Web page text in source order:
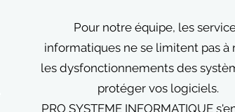
Pour notre équipe, les
informatiques ne se limitent pas à
les dysfonctionnements des
protéger vos logiciels.
PRO SYSTEME INFORMATIQUE